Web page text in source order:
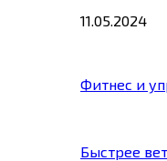
11.05.2024
Фитнес и
Быстрее